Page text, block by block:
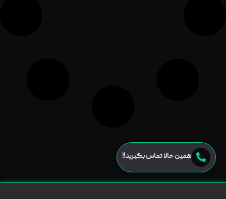
همین حالا تماس بگیرید!!